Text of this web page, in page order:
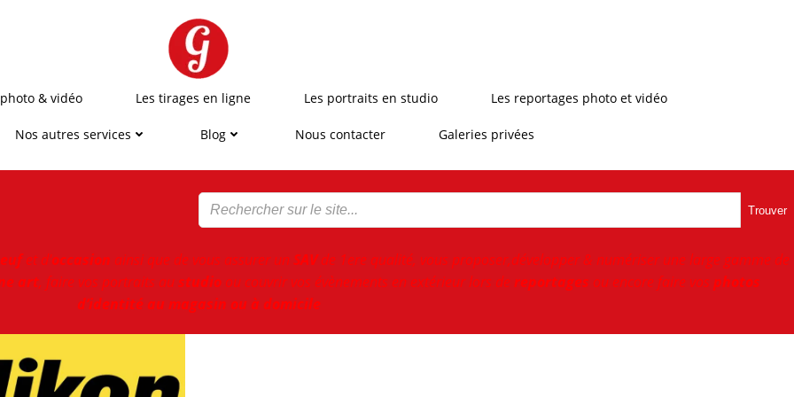
& vidéo Les tirages en ligne Les portraits en studio Les reportages photo et vidéo
Nos autres services Blog Nous contacter Galeries privées
Trouver
et d'occasion ainsi que de vous assurer un SAVde 1ere qualité, vous proposer,développer & numériser une large gamme de
art, faire vos portraits austudio ou couvrir vos évènements en extérieur lors de reportages ou encore faire vos photos
d’identité au magasin ou à domicile